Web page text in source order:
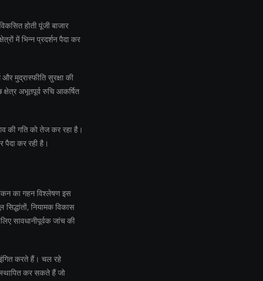
होती पूंजी बाजार
में भिन्न प्रदर्शन पैदा कर
मुद्रास्फीति सुरक्षा की
अभूतपूर्व रुचि आकर्षित
की गति को तेज कर रहा है।
पैदा कर रही है।
का गहन विश्लेषण इस
नियामक विकास
सावधानीपूर्वक जांच की
करते हैं। चल रहे
स्थापित कर सकते हैं जो